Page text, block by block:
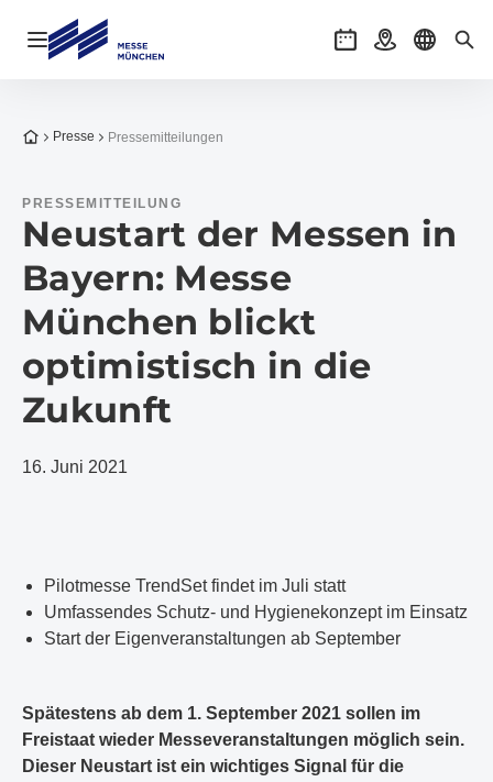
Navigation öffnen Veranstaltungen
AnreiseSprache
Zur Startseite
Presse Pressemitteilungen
PRESSEMITTEILUNG
Neustart der Messen in
Bayern: Messe
München blickt
optimistisch in die
Zukunft
16. Juni 2021
Pilotmesse TrendSet findet im Juli statt
Umfassendes Schutz- und Hygienekonzept im Einsatz
Start der Eigenveranstaltungen ab September
Spätestens ab dem 1. September 2021 sollen im
Freistaat wieder Messeveranstaltungen möglich sein.
Dieser Neustart ist ein wichtiges Signal für die